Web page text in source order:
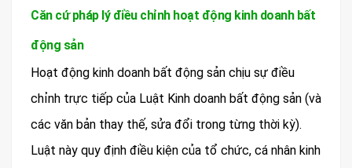
Căn cứ pháp lý điều chỉnh hoạt động kinh doanh bất
động sản
Hoạt động kinh doanh bất động sản chịu sự điều
chỉnh trực tiếp của Luật Kinh doanh bất động sản (và
các văn bản thay thế, sửa đổi trong từng thời kỳ).
Luật này quy định điều kiện của tổ chức, cá nhân kinh